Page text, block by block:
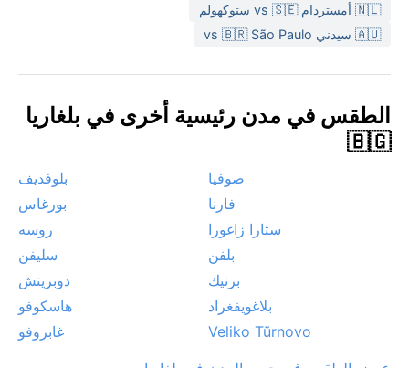
🇳🇱 أمستردام vs 🇸🇪 ستوكهولم
🇦🇺 سيدني vs 🇧🇷 São Paulo
الطقس في مدن رئيسية أخرى في بلغاريا
🇧🇬
صوفيا
بلوفديف
فارنا
بورغاس
ستارا زاغورا
روسه
بلفن
سليفن
برنيك
دوبريتش
بلاغويفغراد
هاسكوفو
Veliko Tŭrnovo
غابروفو